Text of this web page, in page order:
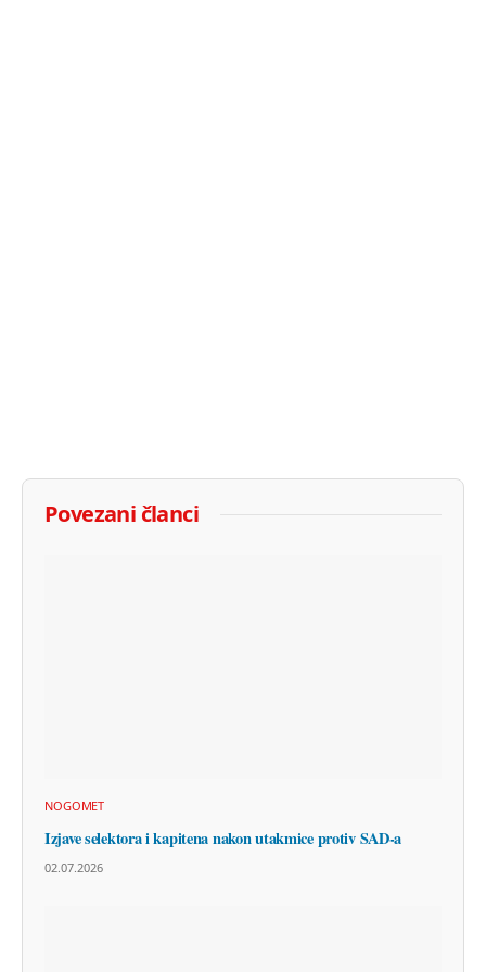
Povezani članci
NOGOMET
Izjave selektora i kapitena nakon utakmice protiv SAD-a
02.07.2026